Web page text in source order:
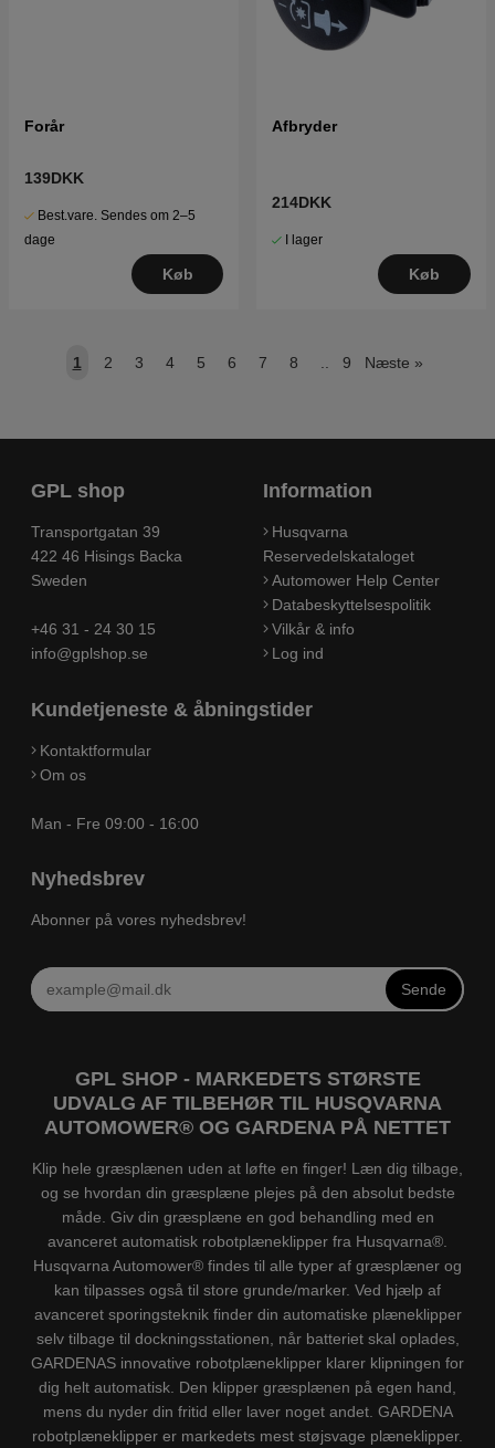
Forår
139DKK
Best.vare. Sendes om 2–5
dage
Køb
Afbryder
214DKK
I lager
Køb
1 2 3 4 5 6 7 8 9 Næste »
GPL shop
Transportgatan 39
422 46 Hisings Backa
Sweden
+46 31 - 24 30 15
info@gplshop.se
Information
Husqvarna
Reservedelskataloget
Automower Help Center
Databeskyttelsespolitik
Vilkår & info
Log ind
Kundetjeneste & åbningstider
Kontaktformular
Om os
Man - Fre 09:00 - 16:00
Nyhedsbrev
Abonner på vores nyhedsbrev!
Sende
GPL SHOP - MARKEDETS STØRSTE
UDVALG AF TILBEHØR TIL HUSQVARNA
AUTOMOWER® OG GARDENA PÅ NETTET
Klip hele græsplænen uden at løfte en finger! Læn dig tilbage,
og se hvordan din græsplæne plejes på den absolut bedste
måde. Giv din græsplæne en god behandling med en
avanceret automatisk robotplæneklipper fra Husqvarna®.
Husqvarna Automower® findes til alle typer af græsplæner og
kan tilpasses også til store grunde/marker. Ved hjælp af
avanceret sporingsteknik finder din automatiske plæneklipper
selv tilbage til dockningsstationen, når batteriet skal oplades,
GARDENAS innovative robotplæneklipper klarer klipningen for
dig helt automatisk. Den klipper græsplænen på egen hand,
mens du nyder din fritid eller laver noget andet. GARDENA
robotplæneklipper er markedets mest støjsvage plæneklipper.